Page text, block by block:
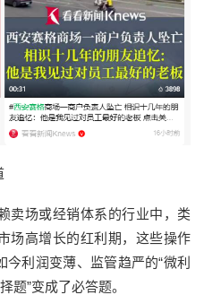
卖场或经销体系的行业中，类
场高增长的红利期，这些操作
今利润变薄、监管趋严的“微利
题”变成了必答题。